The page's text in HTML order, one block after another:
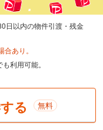
日以内の物件引渡・残金
あり。
利用可能。
る 無料